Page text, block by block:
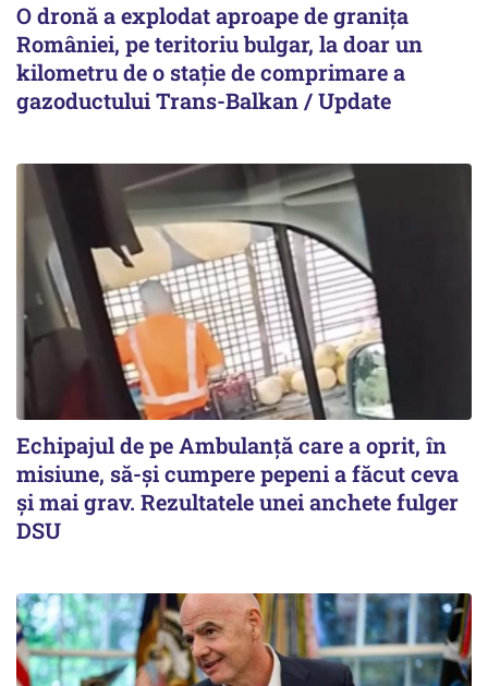
O dronă a explodat aproape de granița
României, pe teritoriu bulgar, la doar un
kilometru de o stație de comprimare a
gazoductului Trans-Balkan / Update
Echipajul de pe Ambulanță care a oprit, în
misiune, să-și cumpere pepeni a făcut ceva
și mai grav. Rezultatele unei anchete fulger
DSU